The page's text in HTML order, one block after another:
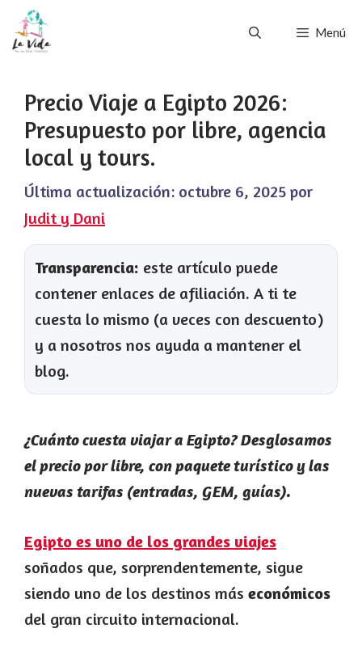
Saltar
Menú
Precio Viaje a Egipto 2026:
Presupuesto por libre, agencia
local y tours.
Última actualización: octubre 6, 2025 por
Judit y Dani
Transparencia: este artículo puede
contener enlaces de afiliación. A ti te
cuesta lo mismo (a veces con descuento)
y a nosotros nos ayuda a mantener el
blog.
¿Cuánto cuesta viajar a Egipto? Desglosamos
el precio por libre, con paquete turístico y las
nuevas tarifas (entradas, GEM, guías).
Egipto es uno de los grandes viajes
soñados que, sorprendentemente, sigue
siendo uno de los destinos más económicos
del gran circuito internacional.